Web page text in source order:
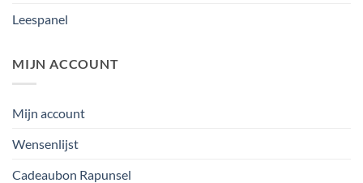
Leespanel
MIJN ACCOUNT
Mijn account
Wensenlijst
Cadeaubon Rapunsel